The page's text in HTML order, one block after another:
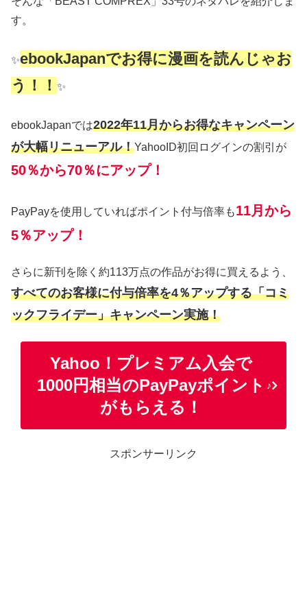
す。
✨ebookJapanでお得に漫画を読んじゃお
う！！ ✨
ebookJapanでは2022年11月からお得なキャンペーン
が大幅リニューアル！YahooID初回ログインの割引が
50％から70％にアップ！
PayPayを使用していればポイント付与倍率も11月から
5％アップ！
さらに新刊を除く約113万点の作品がお得に買えるよう、
すべてのお客様に付与倍率を4％アップする「コミ
ックフライデー」キャンペーン実施！
Yahoo！プレミアム入会で
1000円相当のPayPayポイント
がもらえる！
♪
スポンサーリンク